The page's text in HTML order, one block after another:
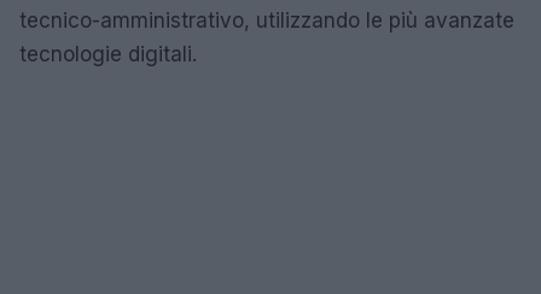
tecnico-amministrativo, utilizzando le più avanzate
tecnologie digitali.